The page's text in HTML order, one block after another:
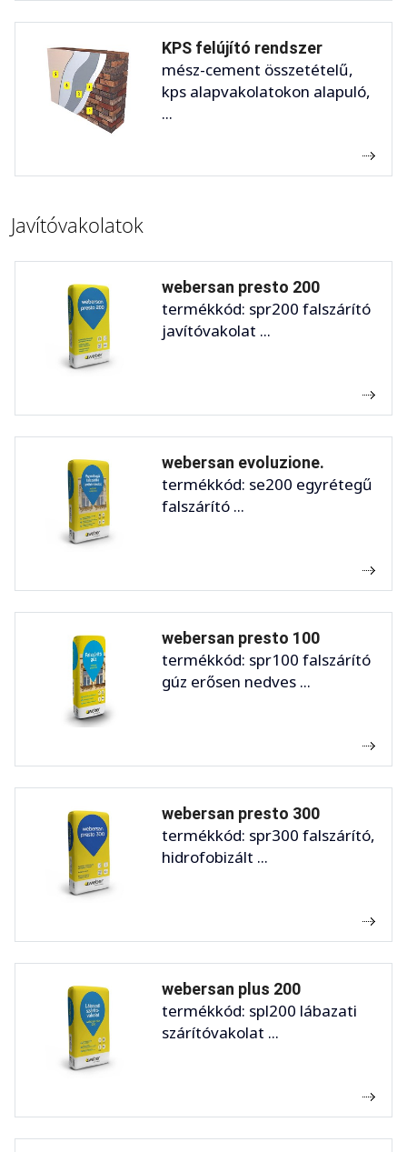
KPS felújító rendszer
mész-cement összetételű,
kps alapvakolatokon alapuló,
...
Javítóvakolatok
webersan presto 200
termékkód: spr200 falszárító
javítóvakolat ...
webersan evoluzione.
termékkód: se200 egyrétegű
falszárító ...
webersan presto 100
termékkód: spr100 falszárító
gúz erősen nedves ...
webersan presto 300
termékkód: spr300 falszárító,
hidrofobizált ...
webersan plus 200
termékkód: spl200 lábazati
szárítóvakolat ...